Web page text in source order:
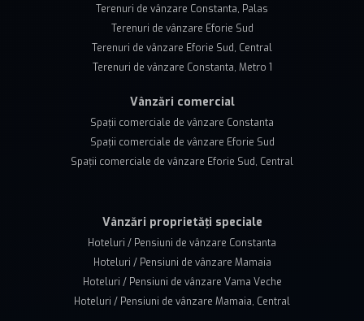
Terenuri de vânzare Constanta, Palas
Terenuri de vânzare Eforie Sud
Terenuri de vânzare Eforie Sud, Central
Terenuri de vânzare Constanta, Metro 1
Vânzări comercial
Spații comerciale de vânzare Constanta
Spații comerciale de vânzare Eforie Sud
Spații comerciale de vânzare Eforie Sud, Central
Vânzări proprietăți speciale
Hoteluri / Pensiuni de vânzare Constanta
Hoteluri / Pensiuni de vânzare Mamaia
Hoteluri / Pensiuni de vânzare Vama Veche
Hoteluri / Pensiuni de vânzare Mamaia, Central